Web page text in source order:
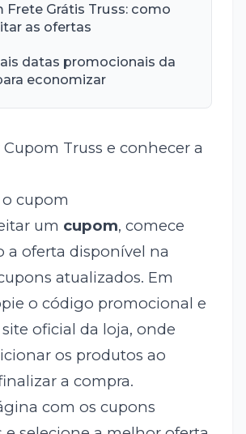
Frete Grátis Truss: como
as ofertas
datas promocionais da
economizar
Truss e conhecer a
cupom
um cupom, comece
a oferta disponível na
atualizados. Em
o código promocional e
oficial da loja, onde
os produtos ao
a compra.
com os cupons